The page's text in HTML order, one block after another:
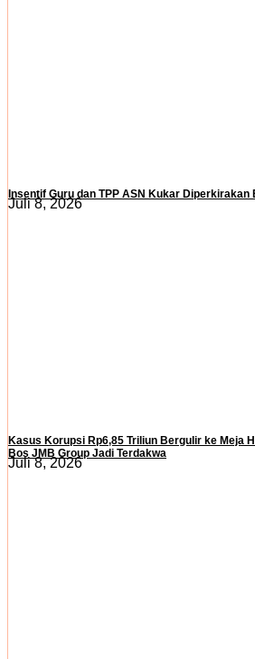
Insentif Guru dan TPP ASN Kukar
Juli 8, 2026
Kasus Korupsi Rp6,85 Triliun Bergulir ke Meja
Bos JMB Group Jadi Terdakwa
Juli 8, 2026